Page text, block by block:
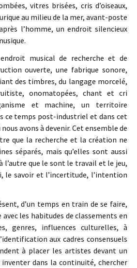
vitres brisées, cris d’oiseaux,
au milieu de la mer, avant-poste
l’homme, un endroit silencieux
musical de recherche et de
ouverte, une fabrique sonore,
des timbres, du langage morcelé,
onomatopées, chant et cri
et machine, un territoire
ce temps post-industriel et dans cet
avons à devenir. Cet ensemble de
que la recherche et la création ne
séparés, mais qu’elles sont aussi
l’autre que le sont le travail et le jeu,
le savoir et l’incertitude, l’intention
d’un temps en train de se faire,
les habitudes de classements en
genres, influences culturelles, à
aux cadres consensuels
à placer les artistes devant un
dans la continuité, chercher